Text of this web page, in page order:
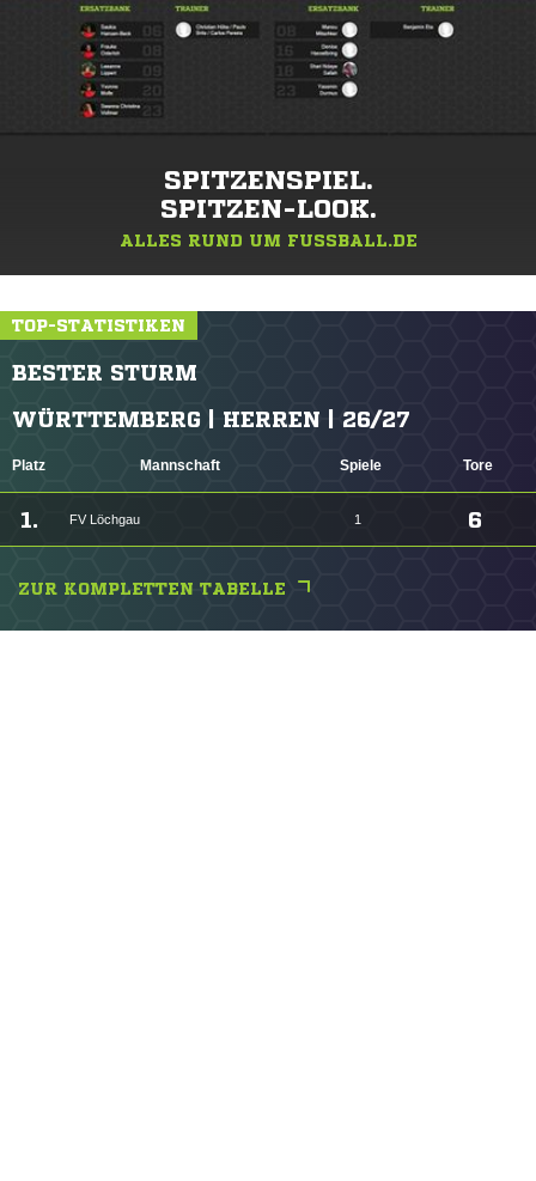
SPITZENSPIEL.
SPITZEN-LOOK.
ALLES RUND UM FUSSBALL.DE
TOP-STATISTIKEN
BESTER STURM
WÜRTTEMBERG | HERREN | 26/27
Platz Mannschaft Spiele Tore
1. FV Löchgau 1 6
ZUR KOMPLETTEN TABELLE